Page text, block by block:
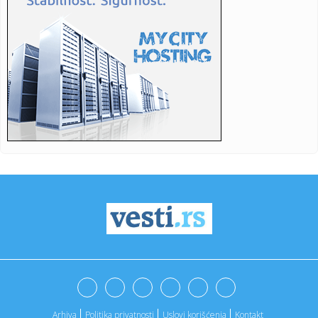
16:09:
16:09:Novosadski studenti prikupljaju pomoć za one koji gase
požar u ...
16:05:Редовна конзумација ових ...
16:06:Uznemirujući prizor: Pronađene kosti na isušenom dnu
Save, aso...
Evropski odgovor na Starlink: Stiže IRIS² satelitski internet
Treba vam savršena atlet majica? Pronašli smo 5 modela
vrednih ...
Arhiva Politika privatnosti Uslovi korišćenja Kontakt